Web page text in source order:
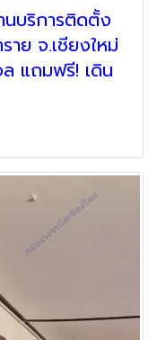
บริการติดตั้ง
น